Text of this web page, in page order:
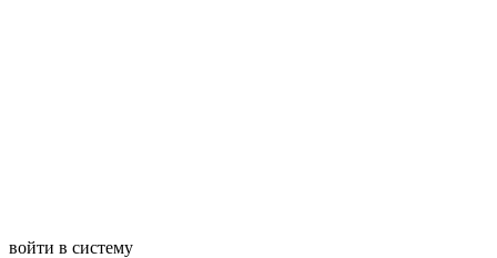
войти в систему